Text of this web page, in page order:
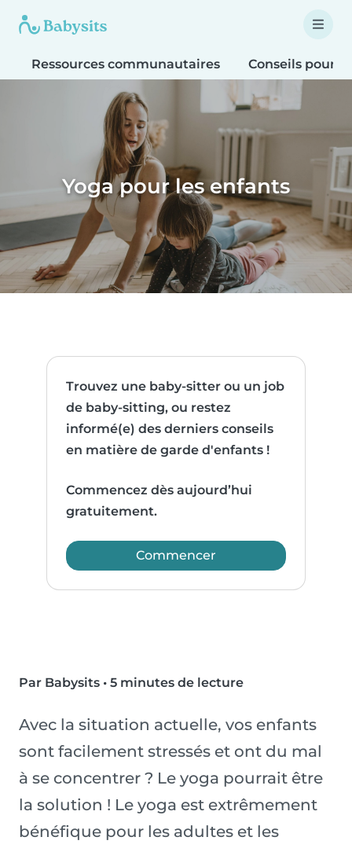
Ressources communautaires Conseils pour
Yoga pour les enfants
Trouvez une baby-sitter ou un job
de baby-sitting, ou restez
informé(e) des derniers conseils
en matière de garde d'enfants !
Commencez dès aujourd’hui
gratuitement.
Commencer
Par Babysits • 5 minutes de lecture
Avec la situation actuelle, vos enfants
sont facilement stressés et ont du mal
à se concentrer ? Le yoga pourrait être
la solution ! Le yoga est extrêmement
bénéfique pour les adultes et les